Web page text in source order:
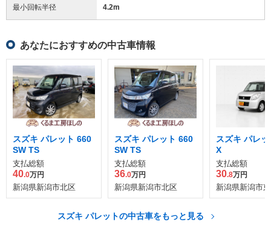
最小回転半径 4.2m
あなたにおすすめの中古車情報
スズキ パレット 660
SW TS
支払総額
40.0万円
新潟県新潟市北区
スズキ パレット 660
SW TS
支払総額
36.0万円
新潟県新潟市北区
スズキ パレ
X
支払総額
30.8万円
新潟県新潟市
スズキ パレットの中古車をもっと見る